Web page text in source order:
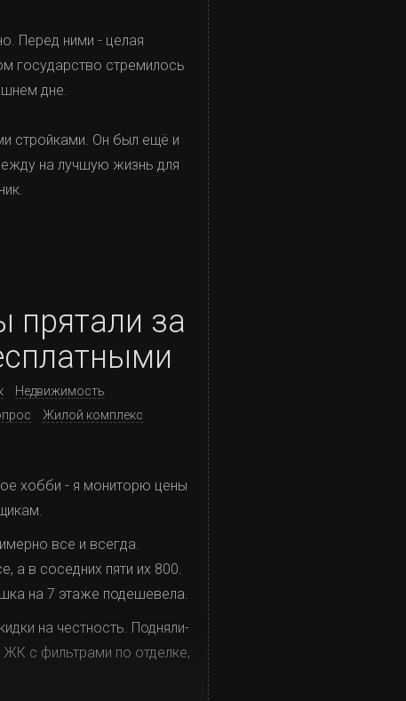
Перед ними - целая
государство стремилось
дне.
стройками. Он был ещё и
на лучшую жизнь для
прятали за
Недвижимость
Жилой комплекс
хобби - я мониторю цены
все и всегда.
а в соседних пяти их 800.
на 7 этаже подешевела.
на честность. Подняли-
с фильтрами по отделке,